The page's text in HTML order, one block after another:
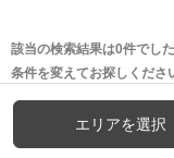
該当の検索結果は0件でした
条件を変えてお探しくださ
エリアを選択